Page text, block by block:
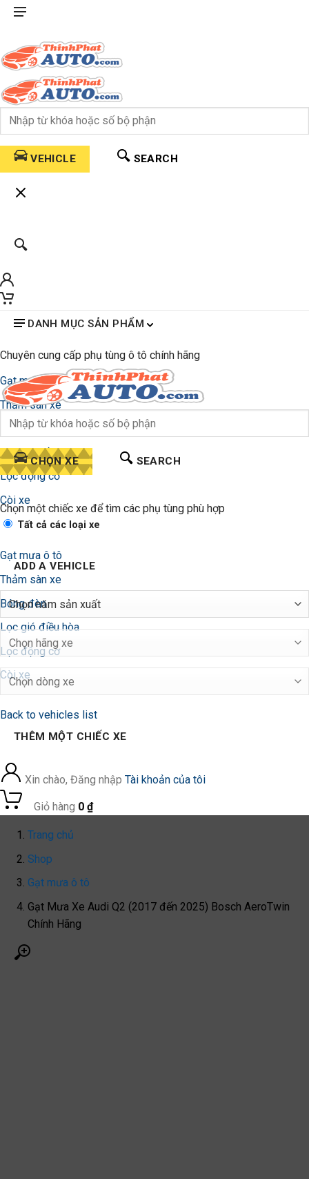
VEHICLE SEARCH
DANH MỤC SẢN PHẨM
Gạt mưa ô tô
Thảm sàn xe
Bóng đèn
Lọc gió điều hòa
Lọc động cơ
Còi xe
Gạt mưa ô tô
Thảm sàn xe
Bóng đèn
Lọc gió điều hòa
Lọc động cơ
Còi xe
Chuyên cung cấp phụ tùng ô tô chính hãng
CHỌN XE SEARCH
Chọn một chiếc xe để tìm các phụ tùng phù hợp
Tất cả các loại xe
ADD A VEHICLE
Back to vehicles list
THÊM MỘT CHIẾC XE
Xin chào, Đăng nhập Tài khoản của tôi
Giỏ hàng 0 ₫
Trang chủ
Shop
Gạt mưa ô tô
Gạt Mưa Xe Audi Q2 (2017 đến 2025) Bosch AeroTwin
Chính Hãng